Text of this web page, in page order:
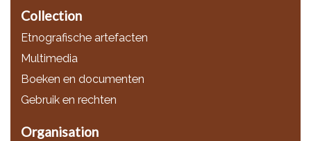
Collection
Etnografische artefacten
Multimedia
Boeken en documenten
Gebruik en rechten
Organisation